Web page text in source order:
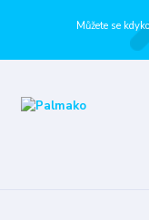
Můžete se